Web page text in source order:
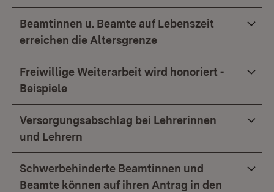
Beamtinnen u. Beamte auf Lebenszeit
erreichen die Altersgrenze
Freiwillige Weiterarbeit wird honoriert -
Beispiele
Versorgungsabschlag bei Lehrerinnen
und Lehrern
Schwerbehinderte Beamtinnen und
Beamte können auf ihren Antrag in den